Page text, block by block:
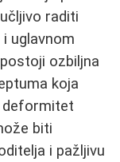
raditi
uglavnom
ozbiljna
koja
deformitet
biti
i pažljivu